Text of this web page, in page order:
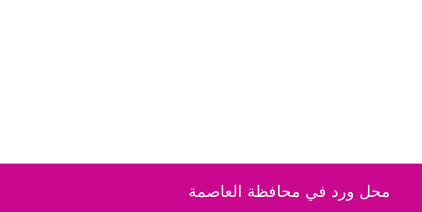
محل ورد في محافظة العاصمة